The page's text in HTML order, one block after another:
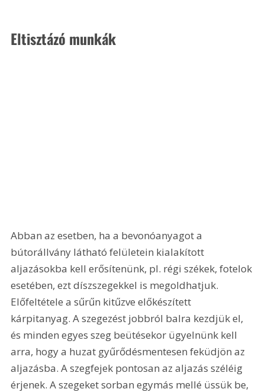
Eltisztázó munkák
Abban az esetben, ha a bevonóanyagot a
bútorállvány látható felületein kialakított
aljazásokba kell erősítenünk, pl. régi székek, fotelok
esetében, ezt díszszegekkel is megoldhatjuk.
Előfeltétele a sűrűn kitűzve előkészített
kárpitanyag. A szegezést jobbról balra kezdjük el,
és minden egyes szeg beütésekor ügyelnünk kell
arra, hogy a huzat gyűrődésmentesen feküdjön az
aljazásba. A szegfejek pontosan az aljazás széléig
érjenek. A szegeket sorban egymás mellé üssük be,